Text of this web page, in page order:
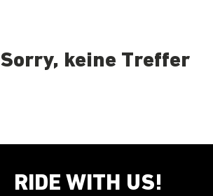
Sorry, keine Treffer
RIDE WITH US!